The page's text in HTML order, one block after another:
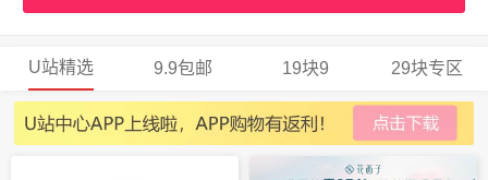
U站精选 9.9包邮 19块9 29块专区